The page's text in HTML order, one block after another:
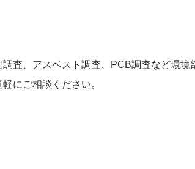
査、アスベスト調査、PCB調査など環
にご相談ください。